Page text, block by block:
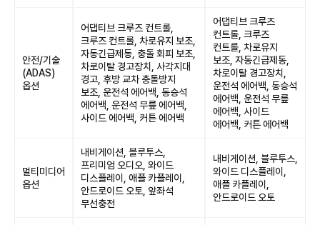
안전/기술
(ADAS)
옵션
어댑티브 크루즈 컨트롤,
크루즈 컨트롤, 차로유지 보조,
자동긴급제동, 충돌 회피 보조,
차로이탈 경고장치, 사각지대
경고, 후방 교차 충돌방지
보조, 운전석 에어백, 동승석
에어백, 운전석 무릎 에어백,
사이드 에어백, 커튼 에어백
어댑티브 크루즈
컨트롤, 크루즈
컨트롤, 차로유지
보조, 자동긴급제동,
차로이탈 경고장치,
운전석 에어백, 동승석
에어백, 운전석 무릎
에어백, 사이드
에어백, 커튼 에어백
멀티미디어
옵션
내비게이션, 블루투스,
프리미엄 오디오, 와이드
디스플레이, 애플 카플레이,
안드로이드 오토, 앞좌석
무선충전
내비게이션, 블루투스,
와이드 디스플레이,
애플 카플레이,
안드로이드 오토